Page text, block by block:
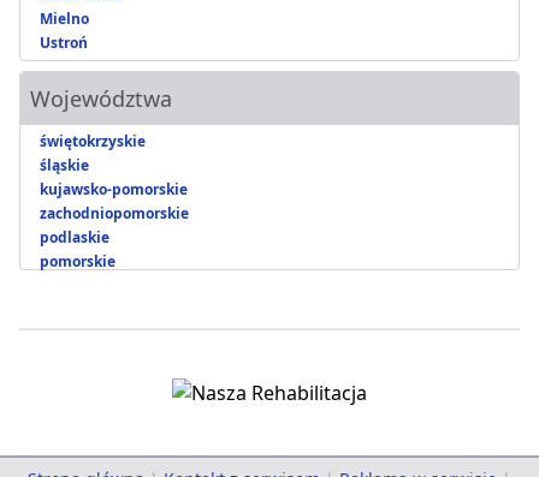
Mielno
Ustroń
Województwa
świętokrzyskie
śląskie
kujawsko-pomorskie
zachodniopomorskie
podlaskie
pomorskie